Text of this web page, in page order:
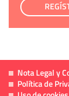
Nota Legal y
Política de